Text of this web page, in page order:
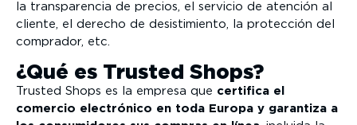
la transparencia de precios, el servicio de atención al
cliente, el derecho de desistimiento, la protección del
comprador, etc.
¿Qué es Trusted Shops?
Trusted Shops es la empresa que certifica el
comercio electrónico en toda Europa y garantiza a